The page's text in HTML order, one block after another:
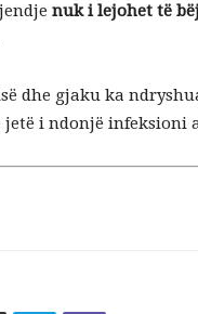
nuk i lejohet të
dhe gjaku ka
i ndonjë infeksioni